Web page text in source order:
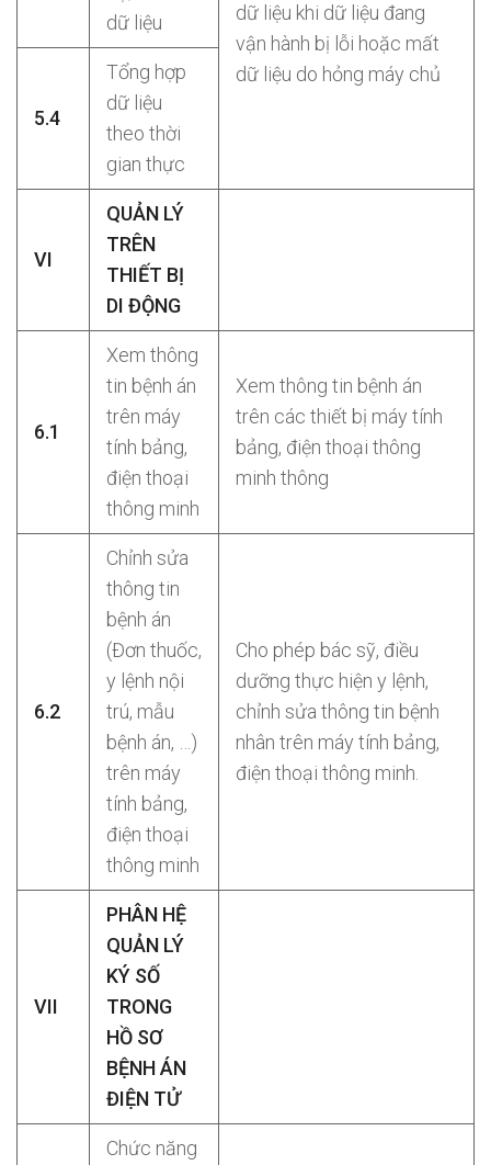
dữ liệu khi dữ liệu đang
vận hành bị lỗi hoặc mất
dữ liệu do hỏng máy chủ
dữ liệu
5.4
Tổng hợp
dữ liệu
theo thời
gian thực
VI
QUẢN LÝ
TRÊN
THIẾT BỊ
DI ĐỘNG
6.1
Xem thông
tin bệnh án
trên máy
tính bảng,
điện thoại
thông minh
Xem thông tin bệnh án
trên các thiết bị máy tính
bảng, điện thoại thông
minh thông
6.2
Chỉnh sửa
thông tin
bệnh án
(Đơn thuốc,
y lệnh nội
trú, mẫu
bệnh án, …)
trên máy
tính bảng,
điện thoại
thông minh
Cho phép bác sỹ, điều
dưỡng thực hiện y lệnh,
chỉnh sửa thông tin bệnh
nhân trên máy tính bảng,
điện thoại thông minh.
VII
PHÂN HỆ
QUẢN LÝ
KÝ SỐ
TRONG
HỒ SƠ
BỆNH ÁN
ĐIỆN TỬ
Chức năng